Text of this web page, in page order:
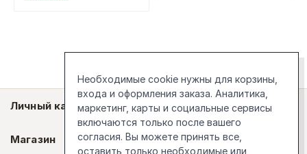
Личный кабинет
Магазин
Необходимые cookie нужны для корзины,
входа и оформления заказа. Аналитика,
маркетинг, карты и социальные сервисы
включаются только после вашего
согласия. Вы можете принять все,
оставить только необходимые или